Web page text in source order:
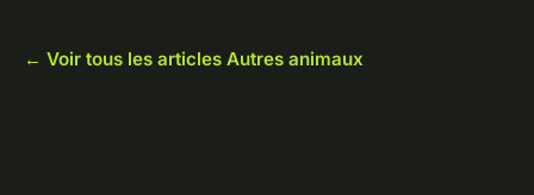
← Voir tous les articles Autres animaux